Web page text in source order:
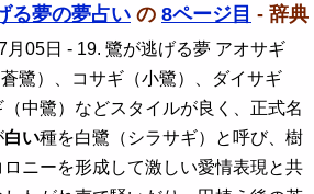
る夢の夢占い の 8ページ目 - 辞典
月05日 - 19. 鷺が逃げる夢 アオサギ
蒼鷺）、コサギ（小鷺）、ダイサギ
（中鷺）などスタイルが良く、正式名
白い種を白鷺（シラサギ）と呼び、樹
ロニーを形成して激しい愛情表現と共